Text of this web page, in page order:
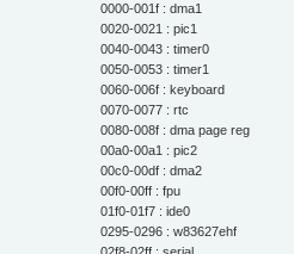
0000-001f : dma1
0020-0021 : pic1
0040-0043 : timer0
0050-0053 : timer1
0060-006f : keyboard
0070-0077 : rtc
0080-008f : dma page reg
00a0-00a1 : pic2
00c0-00df : dma2
00f0-00ff : fpu
01f0-01f7 : ide0
0295-0296 : w83627ehf
02f8-02ff : serial